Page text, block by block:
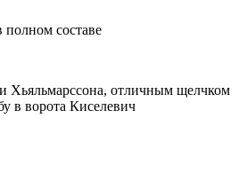
полном составе
Хьяльмарссона, отличным щелчком
в ворота Киселевич